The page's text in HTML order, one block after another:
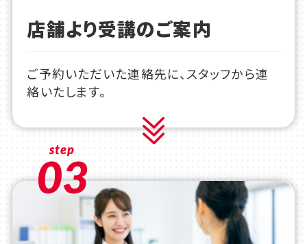
店舗より受講のご案内
ご予約いただいた連絡先に、スタッフから連
絡いたします。
step
03